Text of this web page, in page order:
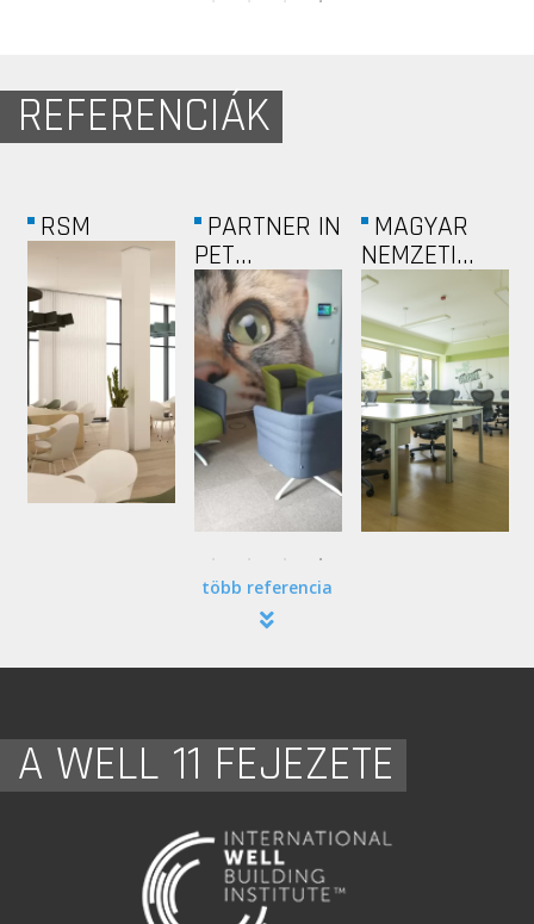
REFERENCIÁK
CEU ÜZLETI
KAR...
TELENOR
ASTORIA
ENERGYHUB
több referencia
A WELL 11 FEJEZETE